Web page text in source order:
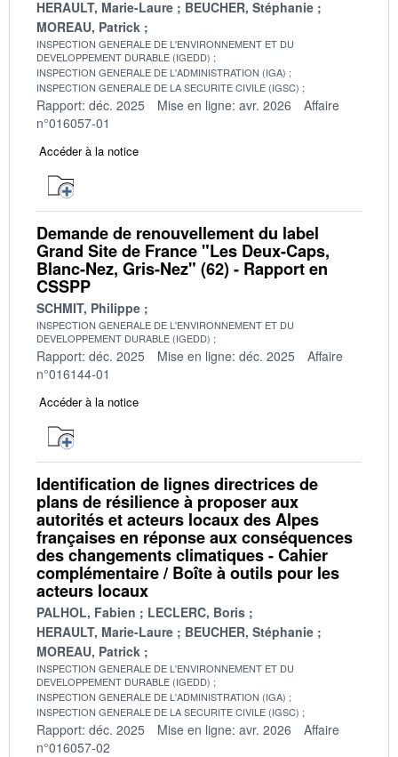
HERAULT, Marie-Laure
BEUCHER, Stéphanie
MOREAU, Patrick
INSPECTION GENERALE DE L'ENVIRONNEMENT ET DU
DEVELOPPEMENT DURABLE (IGEDD)
INSPECTION GENERALE DE L'ADMINISTRATION (IGA)
INSPECTION GENERALE DE LA SECURITE CIVILE (IGSC)
Rapport: déc. 2025 Mise en ligne: avr. 2026
Affaire
n°016057-01
Accéder à la notice
Demande de renouvellement du label
Grand Site de France "Les Deux-Caps,
Blanc-Nez, Gris-Nez" (62) - Rapport en
CSSPP
SCHMIT, Philippe
INSPECTION GENERALE DE L'ENVIRONNEMENT ET DU
DEVELOPPEMENT DURABLE (IGEDD)
Rapport: déc. 2025 Mise en ligne: déc. 2025
Affaire
n°016144-01
Accéder à la notice
Identification de lignes directrices de
plans de résilience à proposer aux
autorités et acteurs locaux des Alpes
françaises en réponse aux conséquences
des changements climatiques - Cahier
complémentaire / Boîte à outils pour les
acteurs locaux
PALHOL, Fabien
LECLERC, Boris
HERAULT, Marie-Laure
BEUCHER, Stéphanie
MOREAU, Patrick
INSPECTION GENERALE DE L'ENVIRONNEMENT ET DU
DEVELOPPEMENT DURABLE (IGEDD)
INSPECTION GENERALE DE L'ADMINISTRATION (IGA)
INSPECTION GENERALE DE LA SECURITE CIVILE (IGSC)
Rapport: déc. 2025 Mise en ligne: avr. 2026
Affaire
n°016057-02